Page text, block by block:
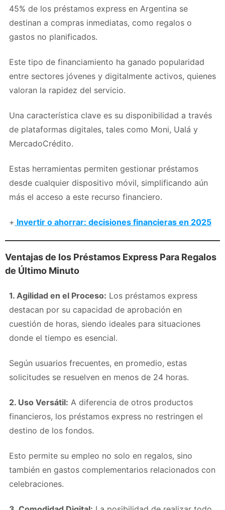
45% de los préstamos express en Argentina se
destinan a compras inmediatas, como regalos o
gastos no planificados.
Este tipo de financiamiento ha ganado popularidad
entre sectores jóvenes y digitalmente activos, quienes
valoran la rapidez del servicio.
Una característica clave es su disponibilidad a través
de plataformas digitales, tales como Moni, Ualá y
MercadoCrédito.
Estas herramientas permiten gestionar préstamos
desde cualquier dispositivo móvil, simplificando aún
más el acceso a este recurso financiero.
+ Invertir o ahorrar: decisiones financieras en 2025
Ventajas de los Préstamos Express Para Regalos
de Último Minuto
1. Agilidad en el Proceso: Los préstamos express
destacan por su capacidad de aprobación en
cuestión de horas, siendo ideales para situaciones
donde el tiempo es esencial.
Según usuarios frecuentes, en promedio, estas
solicitudes se resuelven en menos de 24 horas.
2. Uso Versátil: A diferencia de otros productos
financieros, los préstamos express no restringen el
destino de los fondos.
Esto permite su empleo no solo en regalos, sino
también en gastos complementarios relacionados con
celebraciones.